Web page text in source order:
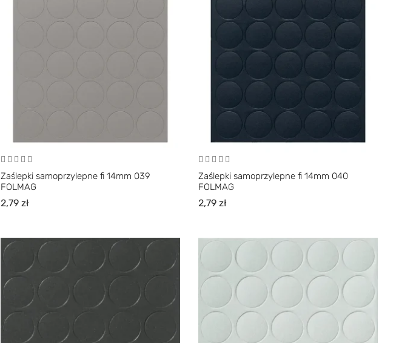
Zaślepki samoprzylepne fi 14mm 039
FOLMAG
2,79 zł
Zaślepki samoprzylepne fi 14mm 040
FOLMAG
2,79 zł